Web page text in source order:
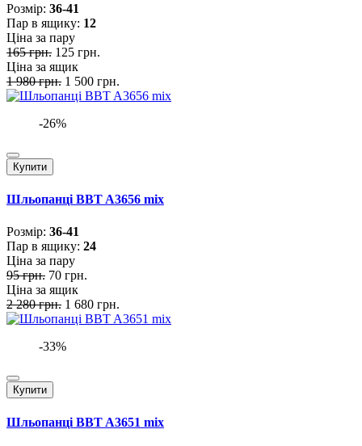
Розмiр: 36-41
Пар в ящику: 12
Ціна за пару
165 грн. 125 грн.
Ціна за ящик
1 980 грн. 1 500 грн.
-26%
Купити
Шльопанці BBT A3656 mix
Розмiр: 36-41
Пар в ящику: 24
Ціна за пару
95 грн. 70 грн.
Ціна за ящик
2 280 грн. 1 680 грн.
-33%
Купити
Шльопанці BBT A3651 mix